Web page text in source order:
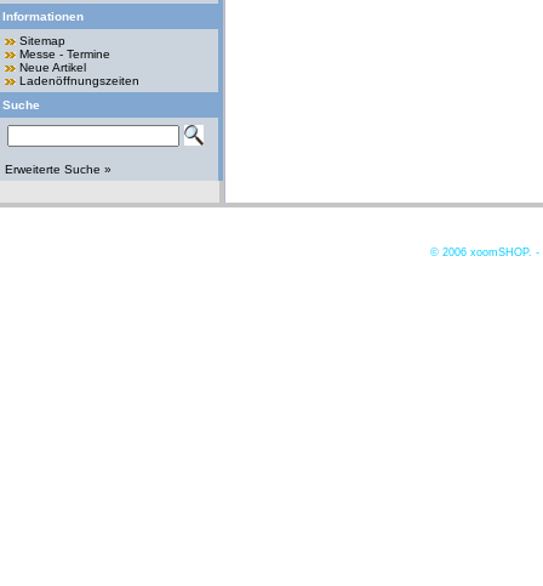
Informationen
Sitemap
Messe - Termine
Neue Artikel
Ladenöffnungszeiten
Suche
Erweiterte Suche »
© 2006 xoomSHOP. -